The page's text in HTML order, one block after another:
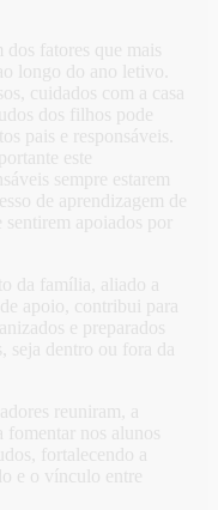
dos fatores que mais
longo do ano letivo.
cuidados com a casa
dos filhos pode
pais e responsáveis.
este
sempre estarem
de aprendizagem de
apoiados por
da família, aliado a
apoio, contribui para
e preparados
seja dentro ou fora da
reuniram, a
fomentar nos alunos
fortalecendo a
e o vínculo entre